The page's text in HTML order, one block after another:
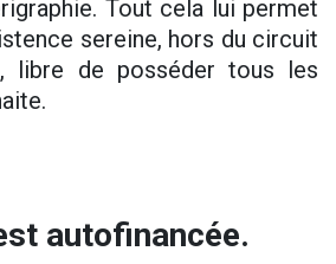
Tout cela lui permet
sereine, hors du circuit
libre de posséder tous les
autofinancée.